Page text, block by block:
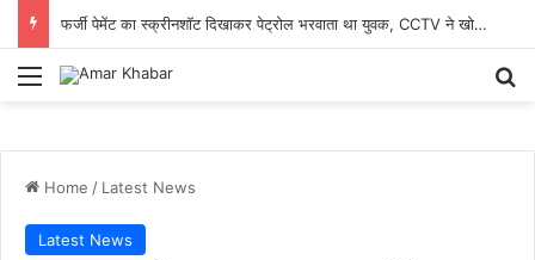
फर्जी पेमेंट का स्क्रीनशॉट दिखाकर पेट्रोल भरवाता था युवक, CCTV ने खोला राज; मारुती बलेनो समेत आरोपी गिरफ्तार
Menu
Home / Latest News
Latest News